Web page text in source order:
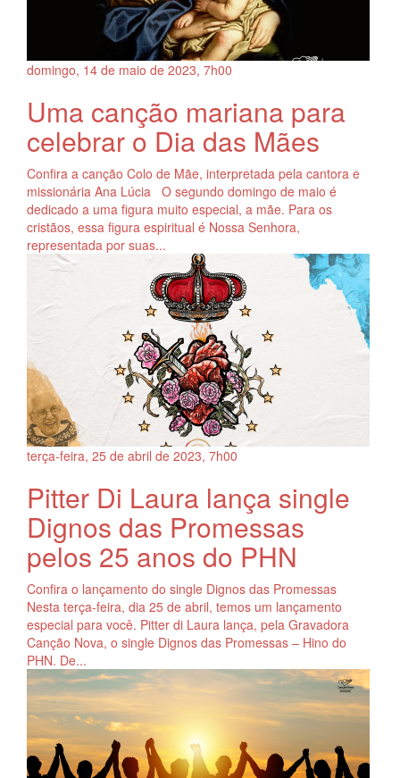
domingo, 14 de maio de 2023, 7h00
Uma canção mariana para
celebrar o Dia das Mães
Confira a canção Colo de Mãe, interpretada pela cantora e
missionária Ana Lúcia O segundo domingo de maio é
dedicado a uma figura muito especial, a mãe. Para os
cristãos, essa figura espiritual é Nossa Senhora,
representada por suas...
terça-feira, 25 de abril de 2023, 7h00
Pitter Di Laura lança single
Dignos das Promessas
pelos 25 anos do PHN
Confira o lançamento do single Dignos das Promessas
Nesta terça-feira, dia 25 de abril, temos um lançamento
especial para você. Pitter di Laura lança, pela Gravadora
Canção Nova, o single Dignos das Promessas – Hino do
PHN. De...